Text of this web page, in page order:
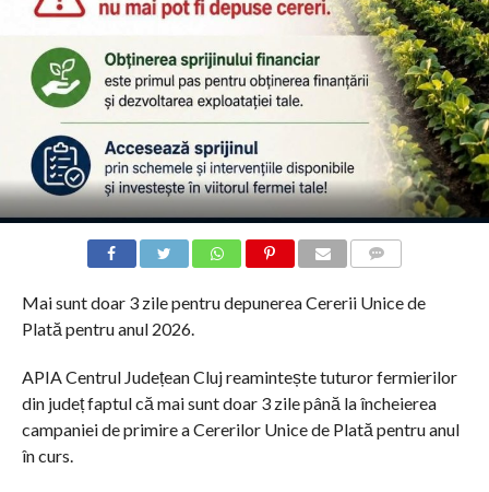
Mai sunt doar 3 zile pentru depunerea Cererii Unice de
Plată pentru anul 2026.
APIA Centrul Județean Cluj reamintește tuturor fermierilor
din județ faptul că mai sunt doar 3 zile până la încheierea
campaniei de primire a Cererilor Unice de Plată pentru anul
în curs.